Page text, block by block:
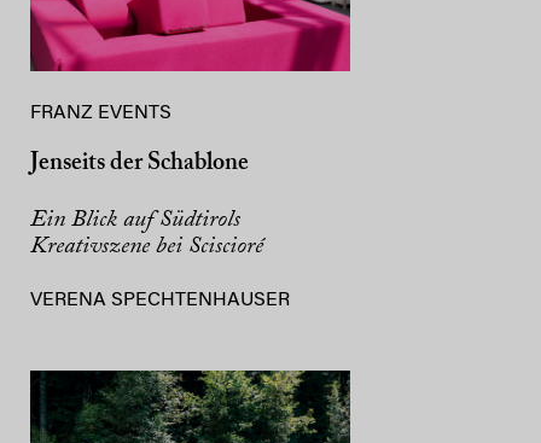
FRANZ EVENTS
Jenseits der Schablone
Ein Blick auf Südtirols
Kreativszene bei Sciscioré
VERENA SPECHTENHAUSER